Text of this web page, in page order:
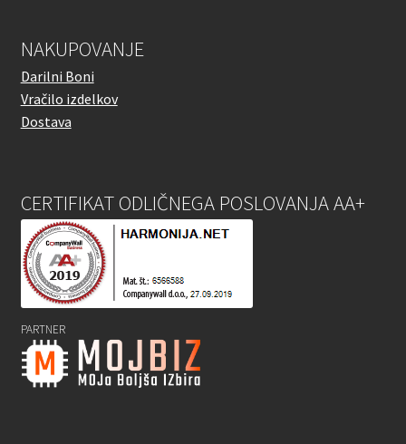
NAKUPOVANJE
Darilni Boni
Vračilo izdelkov
Dostava
CERTIFIKAT ODLIČNEGA POSLOVANJA AA+
PARTNER